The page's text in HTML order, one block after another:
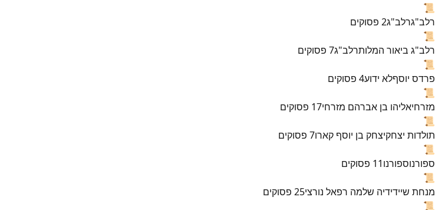
📜
רלב"גרלב"ג2 פסוקים
📜
רלב"ג ביאור המלותרלב"ג7 פסוקים
📜
פרדס יוסףלא ידוע4 פסוקים
📜
מזרחיאליהו בן אברהם מזרחי17 פסוקים
📜
תולדות יצחקיצחק בן יוסף קארו7 פסוקים
📜
ספורנוספורנו11 פסוקים
📜
מנחת שיידידיה שלמה רפאל נורצי25 פסוקים
📜